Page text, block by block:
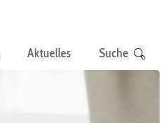
Aktuelles Suche